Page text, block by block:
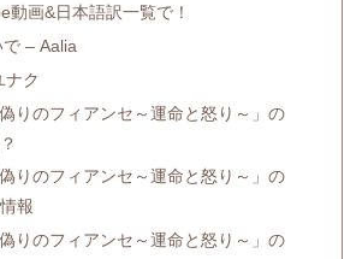
動画&日本語訳一覧で！
– Aalia
ク
りのフィアンセ～運命と怒り～」の
りのフィアンセ～運命と怒り～」の
報
りのフィアンセ～運命と怒り～」の